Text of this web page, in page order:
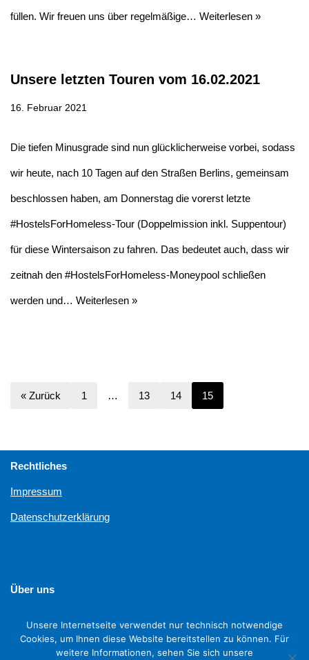
füllen. Wir freuen uns über regelmäßige… Weiterlesen »
Unsere letzten Touren vom 16.02.2021
16. Februar 2021
Die tiefen Minusgrade sind nun glücklicherweise vorbei, sodass
wir heute, nach 10 Tagen auf den Straßen Berlins, gemeinsam
beschlossen haben, am Donnerstag die vorerst letzte
#HostelsForHomeless-Tour (Doppelmission inkl. Suppentour)
für diese Wintersaison zu fahren. Das bedeutet auch, dass wir
zeitnah den #HostelsForHomeless-Moneypool schließen
werden und… Weiterlesen »
« Zurück 1 … 13 14 15
Rechtliches
Impressum
Datenschutzerklärung
Über uns
Unsere Internetseite verwendet nur technisch notwendige
Cookies, um Ihnen diese Website bereitstellen zu können. Für
weitere Informationen, sehen Sie sich unsere